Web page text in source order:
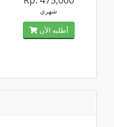
شهري
أطلبه الآن